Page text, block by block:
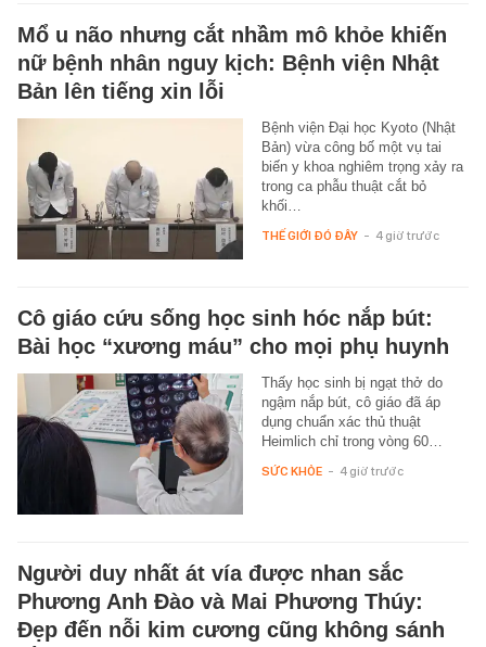
Mổ u não nhưng cắt nhầm mô khỏe khiến
nữ bệnh nhân nguy kịch: Bệnh viện Nhật
Bản lên tiếng xin lỗi
Bệnh viện Đại học Kyoto (Nhật
Bản) vừa công bố một vụ tai
biến y khoa nghiêm trọng xảy ra
trong ca phẫu thuật cắt bỏ
khối…
THẾ GIỚI ĐÓ ĐÂY - 4 giờ trước
Cô giáo cứu sống học sinh hóc nắp bút:
Bài học “xương máu” cho mọi phụ huynh
Thấy học sinh bị ngạt thở do
ngậm nắp bút, cô giáo đã áp
dụng chuẩn xác thủ thuật
Heimlich chỉ trong vòng 60…
SỨC KHỎE - 4 giờ trước
Người duy nhất át vía được nhan sắc
Phương Anh Đào và Mai Phương Thúy:
Đẹp đến nỗi kim cương cũng không sánh